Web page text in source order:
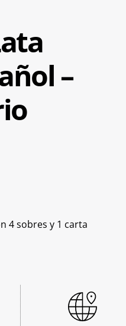
–
4 sobres y 1 carta